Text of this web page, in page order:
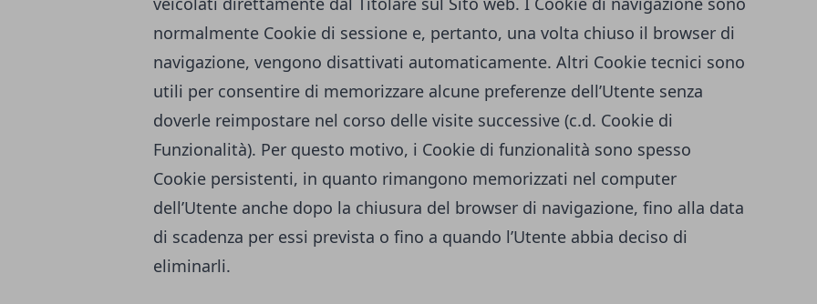
normalmente Cookie di sessione e, pertanto, una volta chiuso il browser di
navigazione, vengono disattivati automaticamente. Altri Cookie tecnici sono
utili per consentire di memorizzare alcune preferenze dell’Utente senza
doverle reimpostare nel corso delle visite successive (c.d. Cookie di
Funzionalità). Per questo motivo, i Cookie di funzionalità sono spesso
Cookie persistenti, in quanto rimangono memorizzati nel computer
dell’Utente anche dopo la chiusura del browser di navigazione, fino alla data
di scadenza per essi prevista o fino a quando l’Utente abbia deciso di
eliminarli.